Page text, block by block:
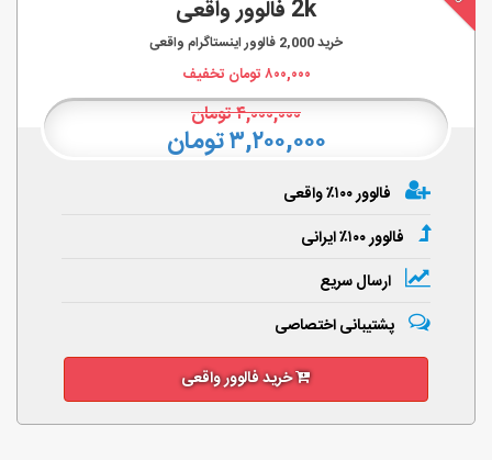
2k فالوور واقعی
خرید2,000 فالوور اینستاگرام واقعی
۸۰۰,۰۰۰تومان تخفیف
۴,۰۰۰,۰۰۰تومان
۳,۲۰۰,۰۰۰ تومان
فالوور ۱۰۰٪ واقعی
فالوور ۱۰۰٪ ایرانی
ارسال سریع
پشتیبانی اختصاصی
خرید فالوور واقعی